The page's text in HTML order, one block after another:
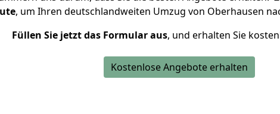
, um Ihren deutschlandweiten Umzug von Oberhausen
Füllen Sie jetzt das Formular aus, und erhalten Sie
Kostenlose Angebote erhalten